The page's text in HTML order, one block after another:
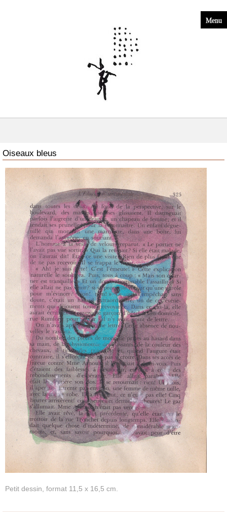
Menu
Oiseaux bleus
Petit dessin, format 11,5 x 16,5 cm.